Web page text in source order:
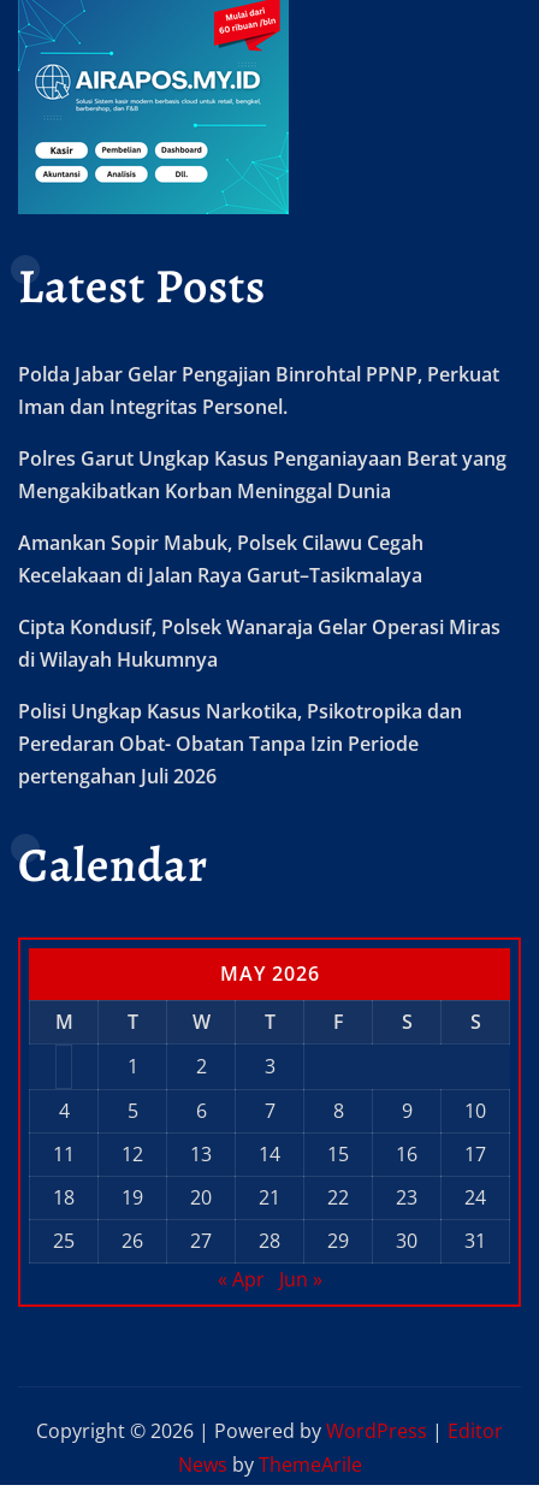
Latest Posts
Polda Jabar Gelar Pengajian Binrohtal PPNP, Perkuat
Iman dan Integritas Personel.
Polres Garut Ungkap Kasus Penganiayaan Berat yang
Mengakibatkan Korban Meninggal Dunia
Amankan Sopir Mabuk, Polsek Cilawu Cegah
Kecelakaan di Jalan Raya Garut–Tasikmalaya
Cipta Kondusif, Polsek Wanaraja Gelar Operasi Miras
di Wilayah Hukumnya
Polisi Ungkap Kasus Narkotika, Psikotropika dan
Peredaran Obat- Obatan Tanpa Izin Periode
pertengahan Juli 2026
Calendar
MAY 2026
M
T W T F S
S
1
2
3
4
5 6 7 8 9
10
11
12 13 14 15 16
17
18
19 20 21 22 23
24
25
26 27 28 29 30
31
« Apr
Jun »
Copyright © 2026 | Powered byWordPress | Editor
News byThemeArile